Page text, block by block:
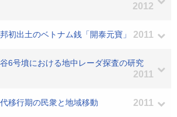
2012
初出土のベトナム銭「開泰元寶」 2011
6号墳における地中レーダ探査の研究
2011
移行期の民衆と地域移動 2011